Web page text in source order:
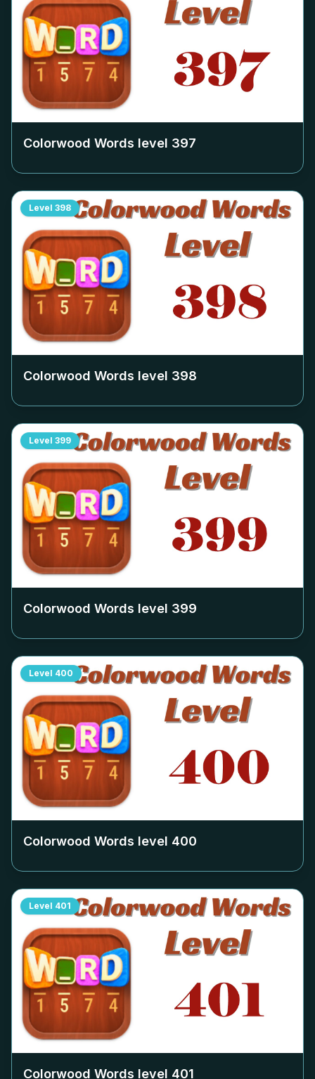
Colorwood Words level 397
Level 398
Colorwood Words level 398
Level 399
Colorwood Words level 399
Level 400
Colorwood Words level 400
Level 401
Colorwood Words level 401